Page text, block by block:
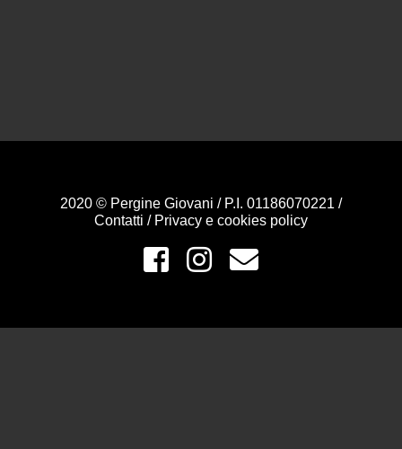
2020 © Pergine Giovani / P.I. 01186070221 /
Contatti / Privacy e cookies policy